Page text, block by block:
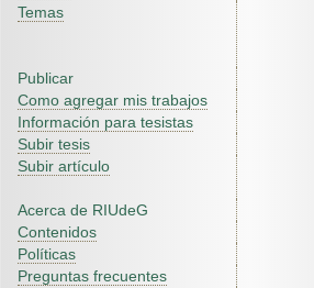
Temas
Publicar
Como agregar mis trabajos
Información para tesistas
Subir tesis
Subir artículo
Acerca de RIUdeG
Contenidos
Políticas
Preguntas frecuentes